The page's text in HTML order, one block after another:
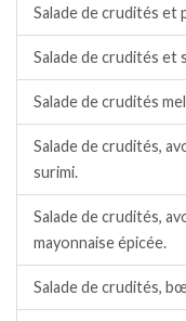
Salade de crudités et
Salade de crudités et
Salade de crudités
Salade de crudités,
surimi.
Salade de crudités,
mayonnaise épicée.
Salade de crudités,